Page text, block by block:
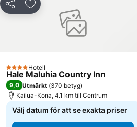
Dela Lägg till i Mina Favoriter
4 Stjärnor
Hotell
Hale Maluhia Country Inn
9,0 Utmärkt (370 betyg)
Kailua-Kona, 4.1 km till Centrum
Välj datum för att se exakta priser